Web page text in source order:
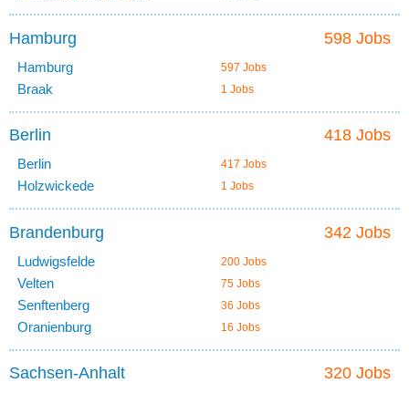
598 Jobs
Hamburg
Hamburg 597 Jobs
Braak 1 Jobs
418 Jobs
Berlin
Berlin 417 Jobs
Holzwickede 1 Jobs
342 Jobs
Brandenburg
Ludwigsfelde 200 Jobs
Velten 75 Jobs
Senftenberg 36 Jobs
Oranienburg 16 Jobs
320 Jobs
Sachsen-Anhalt